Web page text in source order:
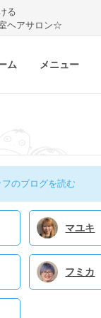
る
ヘアサロン☆
ム メニュー
のブログを読む
マユキ
フミカ